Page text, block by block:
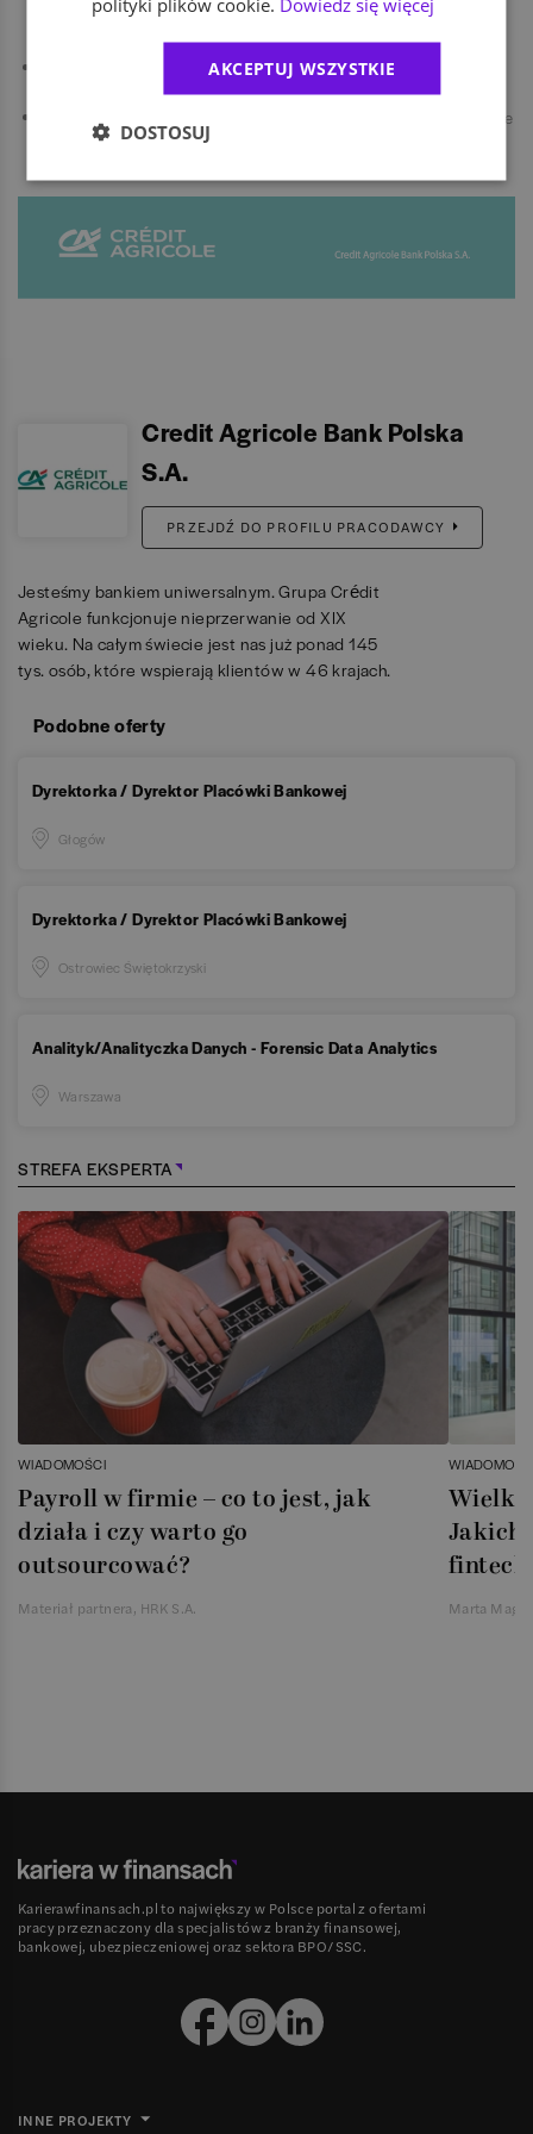
osoby o wspólnych zainteresowaniach lub w podobnej sytuacji
życiowej (np. mamy/ojcowie).
Otwarte i różnorodne środowisko pracy, w którym cenimy Twoją
Prywatna opieka medyczna, Klub Korzyści (zniżki i oferty specjalne
z kontem w Credit Agricole), Karta Multisport, 5 dodatkowych dni
Credit Agricole Bank Polska
S.A.
PRZEJDŹ DO PROFILU PRACODAWCY
Jesteśmy bankiem uniwersalnym. Grupa Crédit
Agricole funkcjonuje nieprzerwanie od XIX
wieku. Na całym świecie jest nas już ponad 145
tys. osób, które wspierają klientów w 46 krajach.
Podobne oferty
Dyrektorka / Dyrektor Placówki Bankowej
Głogów
Dyrektorka / Dyrektor Placówki Bankowej
Ostrowiec Świętokrzyski
Analityk/Analityczka Danych - Forensic Data Analytics
Warszawa
STREFA EKSPERTA
WIADOMOŚCI
Payroll w firmie – co to jest, jak
działa i czy warto go
outsourcować?
Materiał partnera, HRK S.A.
Jakich
Marta
Karierawfinansach.pl to największy w Polsce portal z ofertami
pracy przeznaczony dla specjalistów z branży finansowej,
bankowej, ubezpieczeniowej oraz sektora BPO/SSC.
INNE PROJEKTY
AKCEPTUJ WSZYSTKIE
DOSTOSUJ